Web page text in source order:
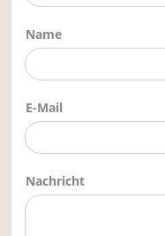
Name
E-Mail
Nachricht